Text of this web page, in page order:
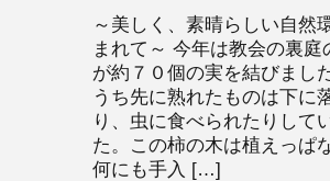
～美しく、素晴らしい自然
まれて～ 今年は教会の裏庭
が約７０個の実を結びまし
うち先に熟れたものは下に
り、虫に食べられたりして
た。この柿の木は植えっぱ
何にも手入 […]